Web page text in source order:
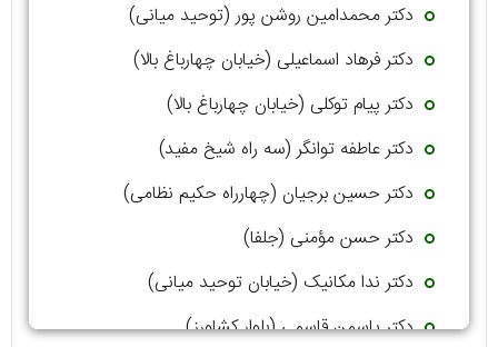
دکتر محمدامین روشن پور (توحید میانی)
دکتر فرهاد اسماعیلی (خیابان چهارباغ بالا)
دکتر پیام توکلی (خیابان چهارباغ بالا)
دکتر عاطفه توانگر (سه راه شیخ مفید)
دکتر حسین برجیان (چهارراه حکیم نظامی)
دکتر حسن مؤمنی (جلفا)
دکتر ندا مکانیک (خیابان توحید میانی)
دکتر یاسمن قاسمی (بلوار کشاورز)